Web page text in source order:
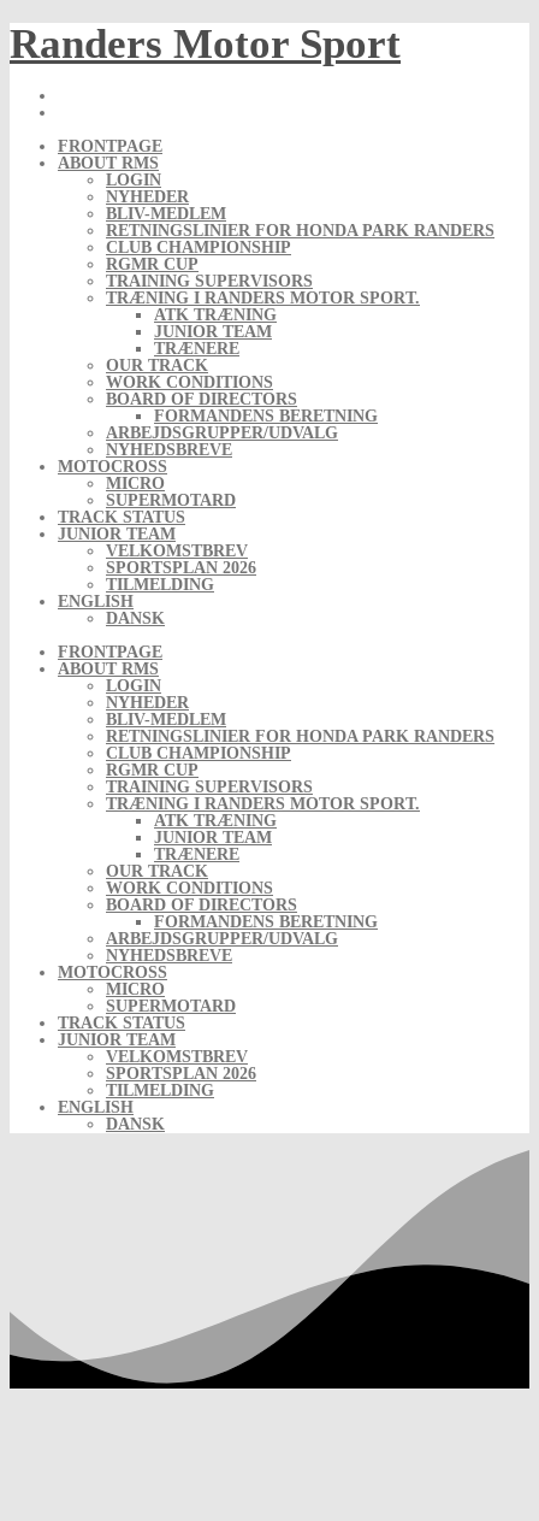
Skip
to
content
Randers Motor Sport
FRONTPAGE
ABOUT RMS
LOGIN
NYHEDER
BLIV-MEDLEM
RETNINGSLINIER FOR HONDA PARK RANDERS
CLUB CHAMPIONSHIP
RGMR CUP
TRAINING SUPERVISORS
TRÆNING I RANDERS MOTOR SPORT.
ATK TRÆNING
JUNIOR TEAM
TRÆNERE
OUR TRACK
WORK CONDITIONS
BOARD OF DIRECTORS
FORMANDENS BERETNING
ARBEJDSGRUPPER/UDVALG
NYHEDSBREVE
MOTOCROSS
MICRO
SUPERMOTARD
TRACK STATUS
JUNIOR TEAM
VELKOMSTBREV
SPORTSPLAN 2026
TILMELDING
ENGLISH
DANSK
FRONTPAGE
ABOUT RMS
LOGIN
NYHEDER
BLIV-MEDLEM
RETNINGSLINIER FOR HONDA PARK RANDERS
CLUB CHAMPIONSHIP
RGMR CUP
TRAINING SUPERVISORS
TRÆNING I RANDERS MOTOR SPORT.
ATK TRÆNING
JUNIOR TEAM
TRÆNERE
OUR TRACK
WORK CONDITIONS
BOARD OF DIRECTORS
FORMANDENS BERETNING
ARBEJDSGRUPPER/UDVALG
NYHEDSBREVE
MOTOCROSS
MICRO
SUPERMOTARD
TRACK STATUS
JUNIOR TEAM
VELKOMSTBREV
SPORTSPLAN 2026
TILMELDING
ENGLISH
DANSK